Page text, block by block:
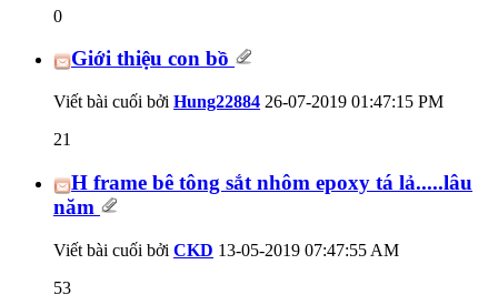
0
Giới thiệu con bồ
Viết bài cuối bởi Hung22884 26-07-2019 01:47:15 PM
21
H frame bê tông sắt nhôm epoxy tá lả.....lâu
năm
Viết bài cuối bởi CKD 13-05-2019 07:47:55 AM
53